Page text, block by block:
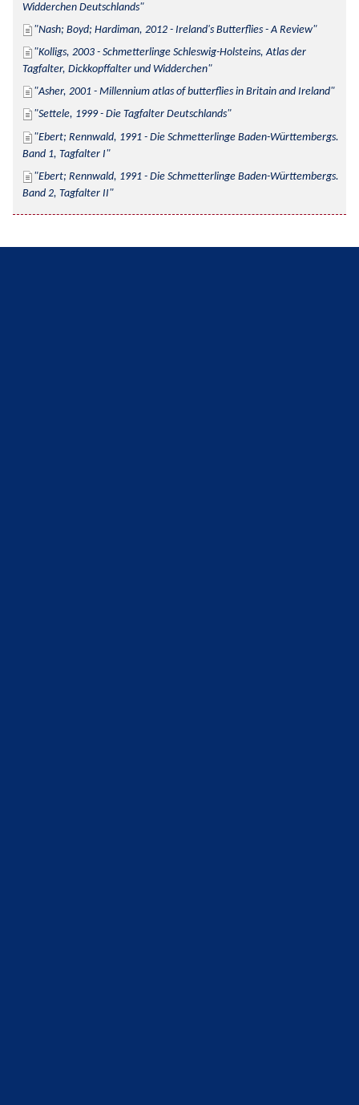
Widderchen Deutschlands
Nash; Boyd; Hardiman, 2012 - Ireland's Butterflies - A Review
Kolligs, 2003 - Schmetterlinge Schleswig-Holsteins, Atlas der
Tagfalter, Dickkopffalter und Widderchen
Asher, 2001 - Millennium atlas of butterflies in Britain and Ireland
Settele, 1999 - Die Tagfalter Deutschlands
Ebert; Rennwald, 1991 - Die Schmetterlinge Baden-Württembergs.
Band 1, Tagfalter I
Ebert; Rennwald, 1991 - Die Schmetterlinge Baden-Württembergs.
Band 2, Tagfalter II